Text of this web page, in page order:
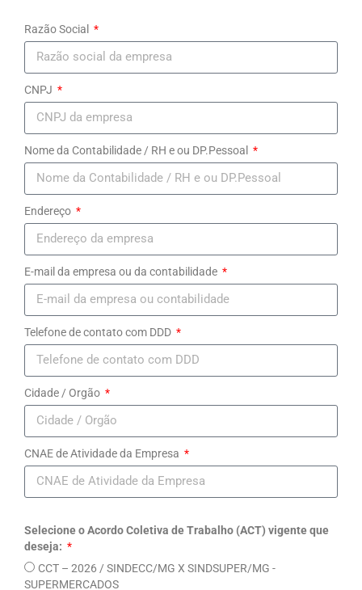
Correios
Contratuh
Fenatec
Cartório Online
Febrac
MTE
Presidência da Republica
Febnet
Mensageiros
Fecomerciomg
Diap
Maps
Cálculo Exato
Jurídico
Mídias
Razão Social
CNPJ
Nome da Contabilidade / RH e ou DP.Pessoal
Endereço
E-mail da empresa ou da contabilidade
Telefone de contato com DDD
Cidade / Orgão
CNAE de Atividade da Empresa
Selecione o Acordo Coletiva de Trabalho (ACT) vigente que
deseja:
CCT – 2026 / SINDECC/MG X SINDSUPER/MG -
SUPERMERCADOS